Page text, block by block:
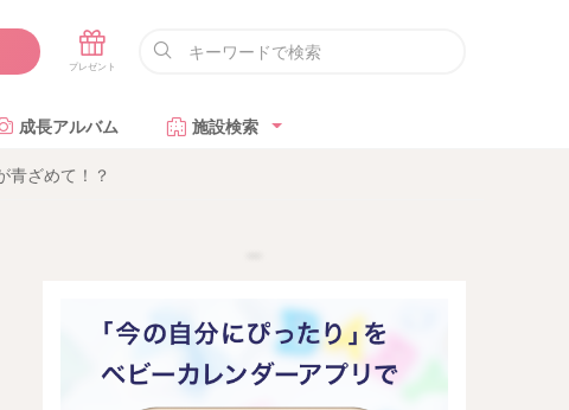
成長アルバム 施設検索
ざめて！？